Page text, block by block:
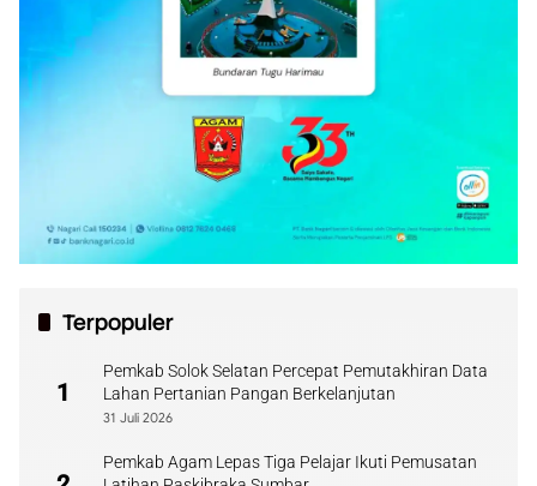
Terpopuler
1
Pemkab Solok Selatan Percepat Pemutakhiran Data
Lahan Pertanian Pangan Berkelanjutan
31 Juli 2026
Pemkab Agam Lepas Tiga Pelajar Ikuti Pemusatan